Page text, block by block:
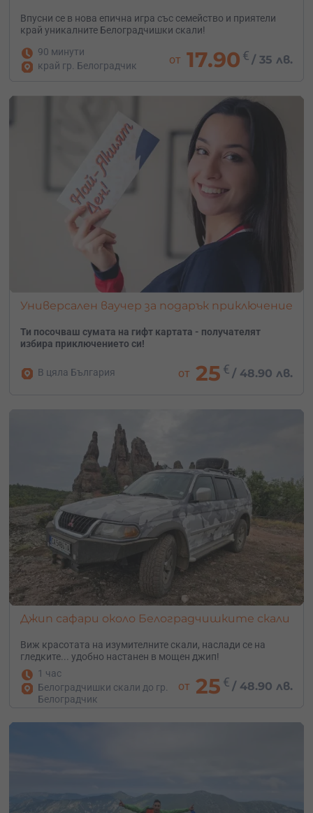
Впусни се в нова епична игра със семейство и приятели
край уникалните Белоградчишки скали!
90 минути
край гр. Белоградчик
от 17.90 € / 35 лв.
Универсален ваучер за подарък приключение
Ти посочваш сумата на гифт картата - получателят
избира приключението си!
В цяла България от 25 € /48.90 лв.
Джип сафари около Белоградчишките скали
Виж красотата на изумителните скали, наслади се на
гледките... удобно настанен в мощен джип!
1 час
Белоградчишки скали до гр.
Белоградчик
от 25 € /48.90 лв.